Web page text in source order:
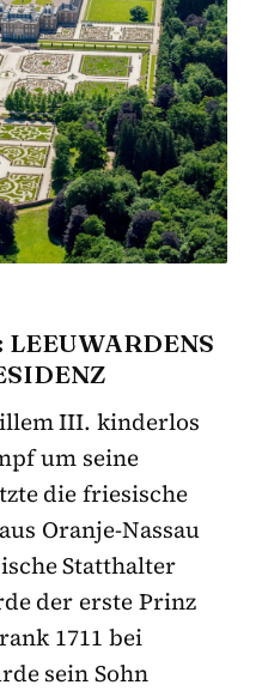
III. kinderlos
um seine
die friesische
Oranje-Nassau
Statthalter
der erste Prinz
1711 bei
sein Sohn